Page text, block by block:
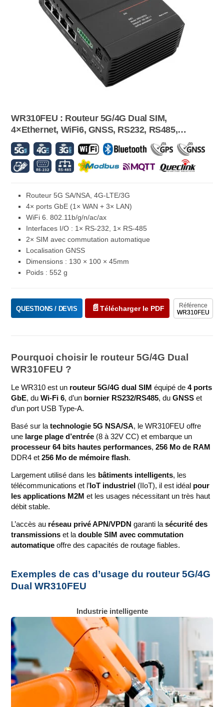
WR310FEU : Routeur 5G/4G Dual SIM,
4×Ethernet, WiFi6, GNSS, RS232, RS485,
Bluetooth
Routeur 5G SA/NSA, 4G-LTE/3G
4× ports GbE (1× WAN + 3× LAN)
WiFi 6. 802.11b/g/n/ac/ax
Interfaces I/O : 1× RS-232, 1× RS-485
2× SIM avec commutation automatique
Localisation GNSS
Dimensions : 130 × 100 × 45mm
Poids : 552 g
Référence
WR310FEU
QUESTIONS / DEVIS Télécharger le PDF
Pourquoi choisir le routeur 5G/4G Dual
WR310FEU ?
Le WR310 est un routeur 5G/4G dual SIM équipé de4 ports
GbE, duWi-Fi 6, d’un bornier RS232/RS485, duGNSS et
d’un port USB Type-A.
Basé sur latechnologie 5G NSA/SA, le WR310FEU offre
une large plage d’entrée (8 à 32V CC) et embarque un
processeur 64 bits hautes performances,256 Mo de RAM
DDR4 et256 Mo de mémoire flash.
Largement utilisé dans les bâtiments intelligents, les
télécommunications et l’ IoT industriel (IIoT), il est idéal pour
les applications M2M et les usages nécessitant un très haut
débit stable.
L’accès au réseau privé APN/VPDN garanti lasécurité des
transmissions et ladouble SIM avec commutation
automatique offre des capacités de routage fiables.
Exemples de cas d’usage du routeur 5G/4G
Dual WR310FEU
Industrie intelligente